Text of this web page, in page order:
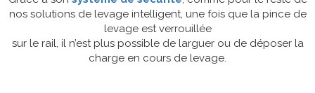
nos solutions de levage intelligent, une fois que la pince de
levage est verrouillée
sur le rail, il n’est plus possible de larguer ou de déposer la
charge en cours de levage.